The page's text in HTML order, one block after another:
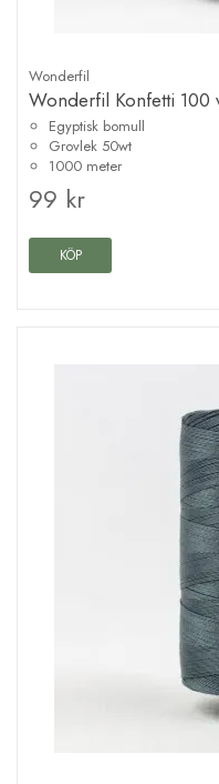
Wonderfil
Wonderfil Konfetti 100
Egyptisk bomull
Grovlek 50wt
1000 meter
99 kr
KÖP